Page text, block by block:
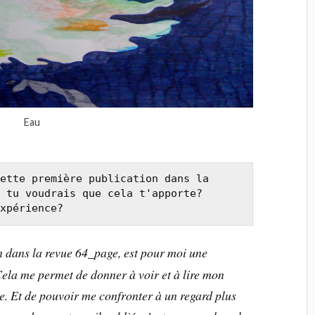
Eau
première publication dans la
tu voudrais que cela t'apporte?
la revue 64_page, est pour moi une
me permet de donner à voir et à lire mon
Et de pouvoir me confronter à un regard plus